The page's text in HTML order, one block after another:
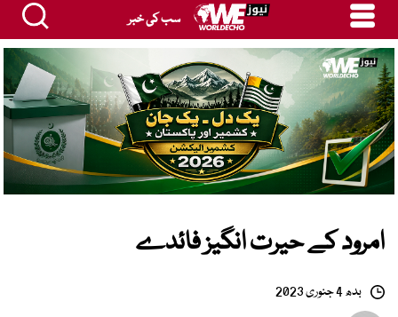
سب کی خبر
امرود کے حیرت انگیز فائدے
بدھ 4 جنوری 2023